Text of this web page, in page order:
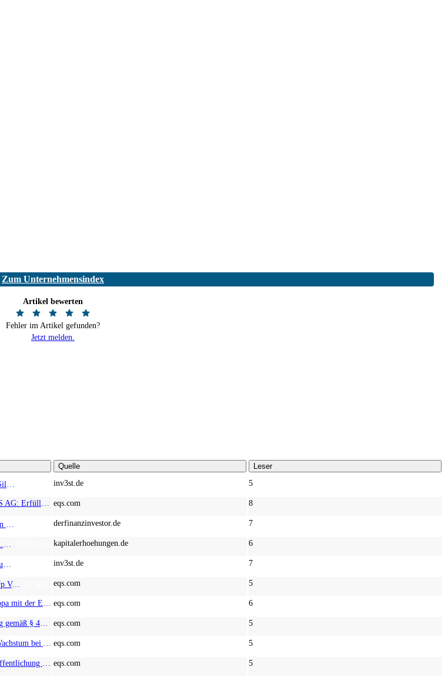
Zum Unternehmensindex
Artikel bewerten
Fehler im Artikel gefunden?
Jetzt melden.
Quelle
Leser
inv3st.de 5
eqs.com 8
derfinanzinvestor.de 7
kapitalerhoehungen.de 6
inv3st.de 7
EQS-Adhoc: Branicks Group AG: Lock-Up Vereinbarungen über die Restrukturierung der Anleihe und der Schuldscheindarlehen vollumfänglich wirksam geworden eqs.com 5
eqs.com 6
eqs.com 5
eqs.com 5
eqs.com 5